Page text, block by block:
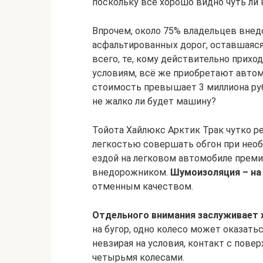
Впрочем, около 75% владельцев
асфальтированных дорог,
всего, те, кому действительно
условиям, всё же приобретают
стоимость превышает 3 миллиона
не жалко ли будет машину?
Тойота Хайлюкс Арктик Трак чутко
легкостью совершать обгон при
ездой на легковом автомобиле
внедорожником. Шумоизоляция –
отменным качеством.
Отдельного внимания заслуживает
на бугор, одно колесо может
невзирая на условия, контакт с
четырьмя колесами.